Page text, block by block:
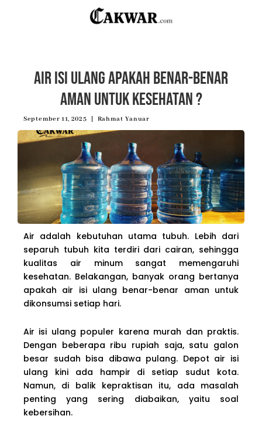
Air Isi Ulang Apakah Benar-Benar
Aman untuk Kesehatan ?
September 11, 2025 Rahmat Yanuar
Air adalah kebutuhan utama tubuh. Lebih dari
separuh tubuh kita terdiri dari cairan, sehingga
kualitas air minum sangat memengaruhi
kesehatan. Belakangan, banyak orang bertanya
apakah air isi ulang benar-benar aman untuk
dikonsumsi setiap hari.
Air isi ulang populer karena murah dan praktis.
Dengan beberapa ribu rupiah saja, satu galon
besar sudah bisa dibawa pulang. Depot air isi
ulang kini ada hampir di setiap sudut kota.
Namun, di balik kepraktisan itu, ada masalah
penting yang sering diabaikan, yaitu soal
kebersihan.